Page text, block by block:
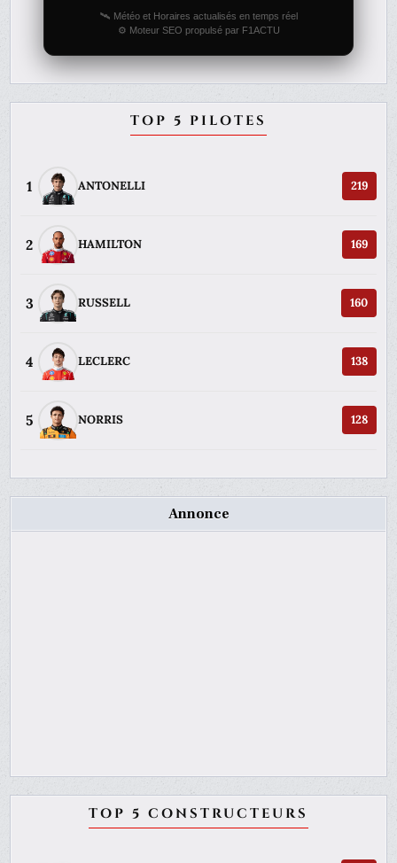
🛰️ Météo et Horaires actualisés en temps réel
⚙️ Moteur SEO propulsé par F1ACTU
TOP 5 PILOTES
1 ANTONELLI 219
2 HAMILTON 169
3 RUSSELL 160
4 LECLERC 138
5 NORRIS 128
Annonce
TOP 5 CONSTRUCTEURS